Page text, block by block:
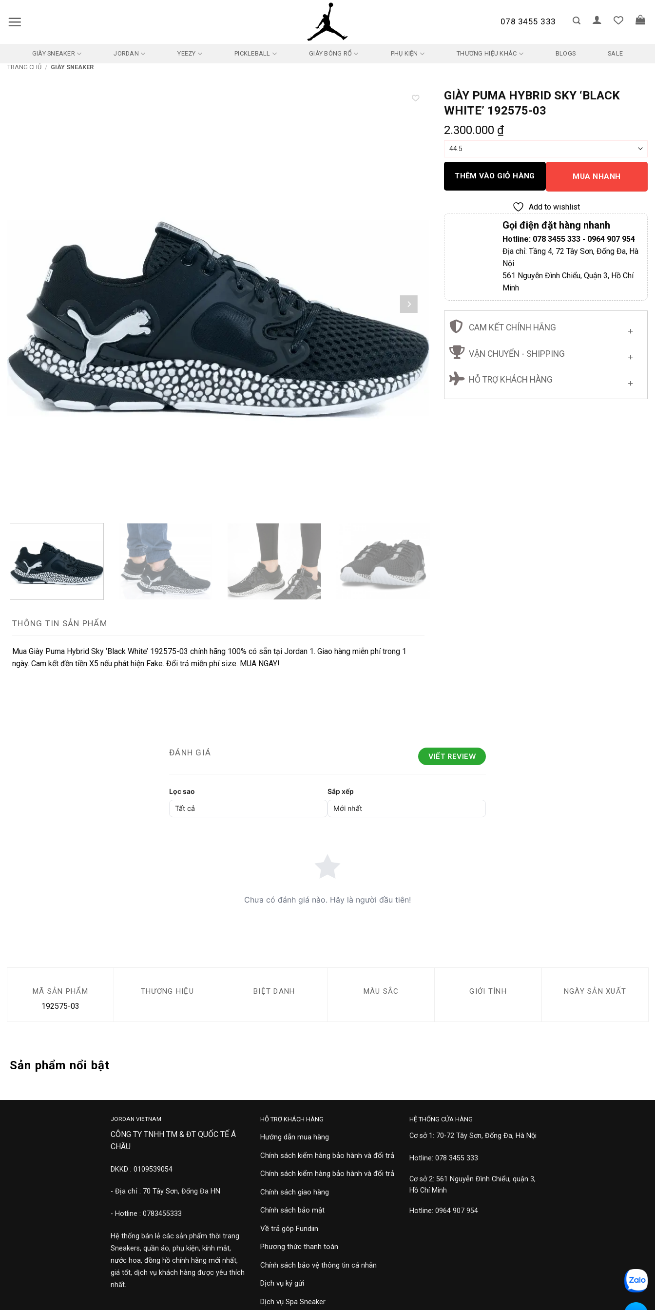
qua
078 3455 333
GIÀY SNEAKER JORDAN YEEZY PICKLEBALL GIÀY BÓNG RỔ PHỤ KIỆN THƯƠNG HIỆU KHÁC BLOGS
SALE
TRANG CHỦ / GIÀY SNEAKER
THÔNG TIN SẢN PHẨM
Mua Giày Puma Hybrid Sky ‘Black White’ 192575-03 chính hãng 100% có sẵn tại Jordan 1. Giao hàng miễn phí trong 1
ngày. Cam kết đền tiền X5 nếu phát hiện Fake. Đổi trả miễn phí size. MUA NGAY!
GIÀY PUMA HYBRID SKY ‘BLACK
WHITE’ 192575-03
2.300.000 ₫
THÊM VÀO GIỎ HÀNG MUA NHANH
Add to wishlist
Gọi điện đặt hàng nhanh
Hotline: 078 3455 333 - 0964 907 954
Địa chỉ: Tầng 4, 72 Tây Sơn, Đống Đa, Hà
Nội
561 Nguyễn Đình Chiểu, Quận 3, Hồ Chí
Minh
CAM KẾT CHÍNH HÃNG
VẬN CHUYỂN - SHIPPING
HỖ TRỢ KHÁCH HÀNG
ĐÁNH GIÁ VIẾT REVIEW
Lọc sao Sắp xếp
Chưa có đánh giá nào. Hãy là người đầu tiên!
MÃ SẢN PHẨM
192575-03
THƯƠNG HIỆU BIỆT DANH MÀU SẮC GIỚI TÍNH NGÀY SẢN XUẤT
Sản phẩm nổi bật
JORDAN VIETNAM
CÔNG TY TNHH TM & ĐT QUỐC TẾ Á
CHÂU
DKKD : 0109539054
- Địa chỉ : 70 Tây Sơn, Đống Đa HN
- Hotline : 0783455333
Hệ thống bán lẻ các sản phẩm thời trang
Sneakers, quần áo, phụ kiện, kính mắt,
nước hoa, đồng hồ chính hãng mới nhất,
giá tốt, dịch vụ khách hàng được yêu thích
nhất.
HỖ TRỢ KHÁCH HÀNG
Hướng dẫn mua hàng
Chính sách kiểm hàng bảo hành và đổi trả
Chính sách kiểm hàng bảo hành và đổi trả
Chính sách giao hàng
Chính sách bảo mật
Về trả góp Fundiin
Phương thức thanh toán
Chính sách bảo vệ thông tin cá nhân
Dịch vụ ký gửi
Dịch vụ Spa Sneaker
HỆ THỐNG CỬA HÀNG
Cơ sở 1: 70-72 Tây Sơn, Đống Đa, Hà Nội
Hotline: 078 3455 333
Cơ sở 2: 561 Nguyễn Đình Chiểu, quận 3,
Hồ Chí Minh
Hotline: 0964 907 954